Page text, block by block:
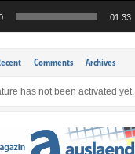
01:33
Comments Archives
has not been activated yet.